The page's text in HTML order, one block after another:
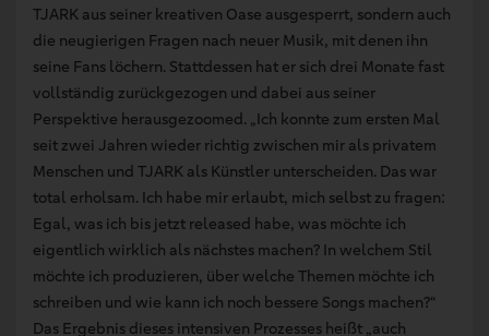
TJARK aus seiner kreativen Oase ausgesperrt, sondern auch
die neugierigen Fragen nach neuer Musik, mit denen ihn
seine Fans löchern. Stattdessen hat er sich drei Monate fast
vollständig zurückgezogen und dabei aus seiner
Perspektive herausgezoomed. „Ich konnte zum ersten Mal
seit zwei Jahren wieder richtig zwischen mir als privatem
Menschen und TJARK als Künstler unterscheiden. Das war
total erholsam. Ich habe mir erlaubt, mich selbst zu fragen:
Egal, was ich bis jetzt released habe, was möchte ich
eigentlich wirklich als nächstes machen? In welchem Stil
möchte ich produzieren, über welche Themen möchte ich
schreiben und wie kann ich noch bessere Songs machen?“
Das Ergebnis dieses intensiven Prozesses heißt „auch